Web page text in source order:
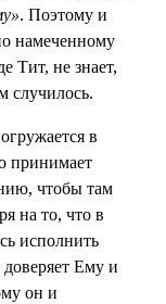
. Поэтому и
намеченному
Тит, не знает,
случилось.
в
принимает
чтобы там
на то, что в
исполнить
Ему и
он и